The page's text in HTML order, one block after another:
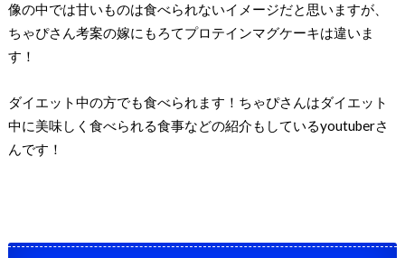
像の中では甘いものは食べられないイメージだと思いますが、
ちゃぴさん考案の嫁にもろてプロテインマグケーキは違いま
す！
ダイエット中の方でも食べられます！ちゃぴさんはダイエット
中に美味しく食べられる食事などの紹介もしているyoutuberさ
んです！